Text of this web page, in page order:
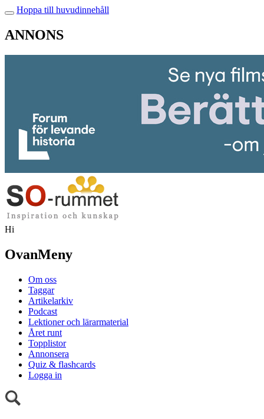
Hoppa till huvudinnehåll
ANNONS
Hi
OvanMeny
Om oss
Taggar
Artikelarkiv
Podcast
Lektioner och lärarmaterial
Året runt
Topplistor
Annonsera
Quiz & flashcards
Logga in